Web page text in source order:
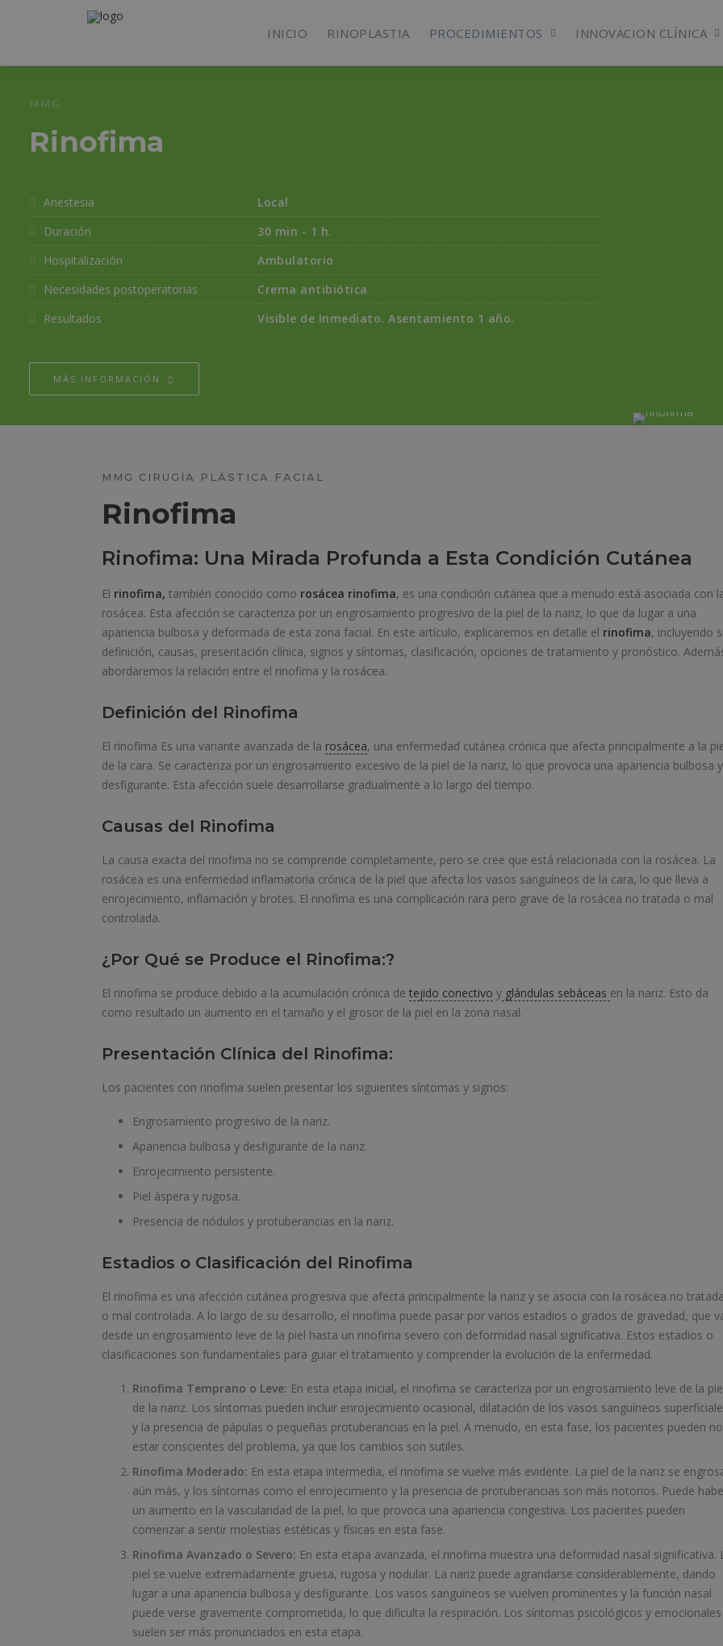
INICIO RINOPLASTIA PROCEDIMIENTOS INNOVACION CLÍNICA
MMG
Rinofima
Anestesia
Local
Duración
30 min - 1 h.
Hospitalización
Ambulatorio
Necesidades postoperatorias
Crema antibiótica
Resultados
Visible de Inmediato. Asentamiento 1 año.
MÁS INFORMACIÓN
MMG CIRUGÍA PLÁSTICA FACIAL
Rinofima
Rinofima: Una Mirada Profunda a Esta Condición Cutánea
El rinofima, también conocido como rosácea rinofima, es una condición cutánea que a menudo está asociada con
rosácea. Esta afección se caracteriza por un engrosamiento progresivo de la piel de la nariz, lo que da lugar a una
apariencia bulbosa y deformada de esta zona facial. En este artículo, explicaremos en detalle el rinofima, incluyendo
definición, causas, presentación clínica, signos y síntomas, clasificación, opciones de tratamiento y pronóstico.
abordaremos la relación entre el rinofima y la rosácea.
Definición del Rinofima
El rinofima Es una variante avanzada de la rosácea, una enfermedad cutánea crónica que afecta principalmente a la
de la cara. Se caracteriza por un engrosamiento excesivo de la piel de la nariz, lo que provoca una apariencia bulbosa y
desfigurante. Esta afección suele desarrollarse gradualmente a lo largo del tiempo.
Causas del Rinofima
La causa exacta del rinofima no se comprende completamente, pero se cree que está relacionada con la rosácea. La
rosácea es una enfermedad inflamatoria crónica de la piel que afecta los vasos sanguíneos de la cara, lo que lleva a
enrojecimiento, inflamación y brotes. El rinofima es una complicación rara pero grave de la rosácea no tratada o mal
controlada.
¿Por Qué se Produce el Rinofima:?
El rinofima se produce debido a la acumulación crónica de tejido conectivo y glándulas sebáceas en la nariz. Esto da
como resultado un aumento en el tamaño y el grosor de la piel en la zona nasal.
Presentación Clínica del Rinofima:
Los pacientes con rinofima suelen presentar los siguientes síntomas y signos:
Engrosamiento progresivo de la nariz.
Apariencia bulbosa y desfigurante de la nariz.
Enrojecimiento persistente.
Piel áspera y rugosa.
Presencia de nódulos y protuberancias en la nariz.
Estadios o Clasificación del Rinofima
El rinofima es una afección cutánea progresiva que afecta principalmente la nariz y se asocia con la rosácea no
o mal controlada. A lo largo de su desarrollo, el rinofima puede pasar por varios estadios o grados de gravedad, que
desde un engrosamiento leve de la piel hasta un rinofima severo con deformidad nasal significativa. Estos estadios o
clasificaciones son fundamentales para guiar el tratamiento y comprender la evolución de la enfermedad.
Rinofima Temprano o Leve: En esta etapa inicial, el rinofima se caracteriza por un engrosamiento leve de la
de la nariz. Los síntomas pueden incluir enrojecimiento ocasional, dilatación de los vasos sanguíneos
y la presencia de pápulas o pequeñas protuberancias en la piel. A menudo, en esta fase, los pacientes pueden no
estar conscientes del problema, ya que los cambios son sutiles.
Rinofima Moderado: En esta etapa intermedia, el rinofima se vuelve más evidente. La piel de la nariz se
aún más, y los síntomas como el enrojecimiento y la presencia de protuberancias son más notorios. Puede
un aumento en la vascularidad de la piel, lo que provoca una apariencia congestiva. Los pacientes pueden
comenzar a sentir molestias estéticas y físicas en esta fase.
Rinofima Avanzado o Severo: En esta etapa avanzada, el rinofima muestra una deformidad nasal significativa.
piel se vuelve extremadamente gruesa, rugosa y nodular. La nariz puede agrandarse considerablemente, dando
lugar a una apariencia bulbosa y desfigurante. Los vasos sanguíneos se vuelven prominentes y la función nasal
puede verse gravemente comprometida, lo que dificulta la respiración. Los síntomas psicológicos y emocionales
suelen ser más pronunciados en esta etapa.